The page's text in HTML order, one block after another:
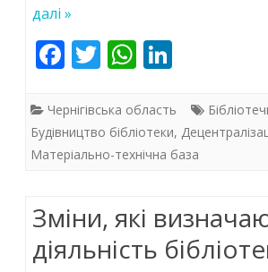
далі »
F
e
b
o
k
T
itt
er
W
at
s
A
p
k
e
dI
Чернігівська область
Будівництво бібліотеки,
Матеріально-технічна база
Зміни, які
діяльність